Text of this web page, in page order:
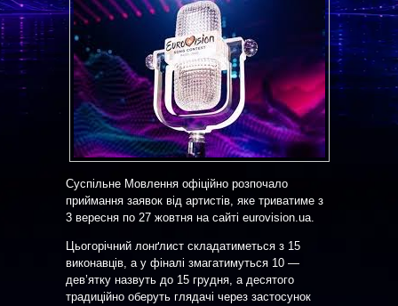
Суспільне Мовлення офіційно розпочало
приймання заявок від артистів, яке триватиме з
3 вересня по 27 жовтня на сайті eurovision.ua.
Цьогорічний лонґлист складатиметься з 15
виконавців, а у фіналі змагатимуться 10 —
дев’ятку назвуть до 15 грудня, а десятого
традиційно оберуть глядачі через застосунок